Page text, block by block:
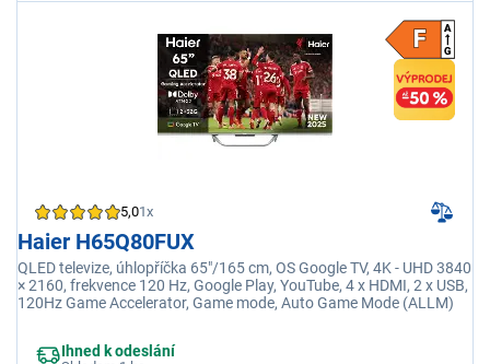
5,01x
Haier H65Q80FUX
QLED televize, úhlopříčka 65"/165 cm, OS Google TV, 4K - UHD 3840
× 2160, frekvence 120 Hz, Google Play, YouTube, 4 x HDMI, 2 x USB,
120Hz Game Accelerator, Game mode, Auto Game Mode (ALLM)
Ihned k odeslání